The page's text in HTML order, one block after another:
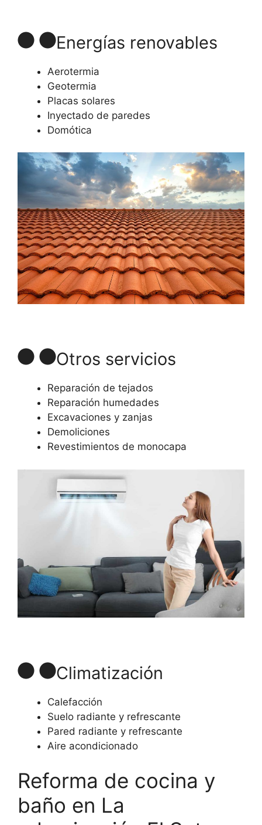
Energías renovables
Aerotermia
Geotermia
Placas solares
Inyectado de paredes
Domótica
Otros servicios
Reparación de tejados
Reparación humedades
Excavaciones y zanjas
Demoliciones
Revestimientos de monocapa
Climatización
Calefacción
Suelo radiante y refrescante
Pared radiante y refrescante
Aire acondicionado
Reforma de cocina y
baño en La